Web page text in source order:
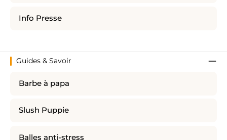
Info Presse
Guides & Savoir
Barbe à papa
Slush Puppie
Balles anti-stress